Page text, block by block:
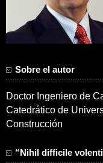
Sobre el autor
Doctor Ingeniero de
Catedrático de
Construcción
“Nihil difficile